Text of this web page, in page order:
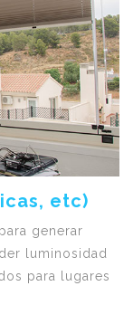
etc)
generar
luminosidad
para lugares